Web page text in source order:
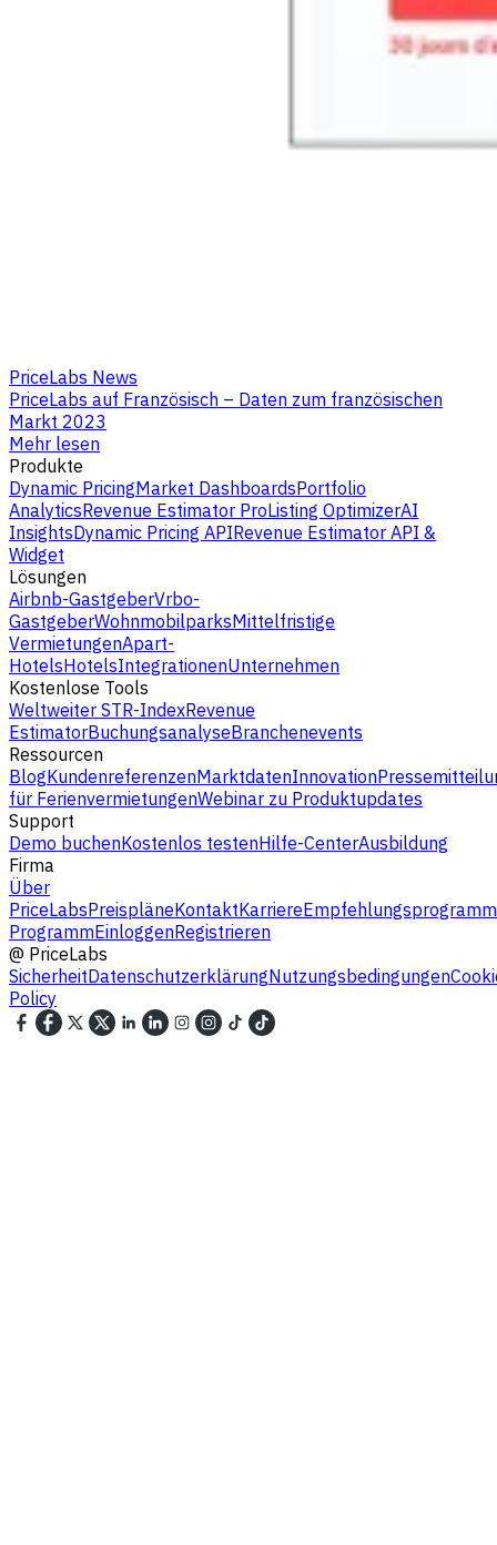
PriceLabs News
PriceLabs auf Französisch – Daten zum französischen
Markt 2023
Mehr lesen
Produkte
Dynamic PricingMarket DashboardsPortfolio
AnalyticsRevenue Estimator ProListing OptimizerAI
InsightsDynamic Pricing APIRevenue Estimator API &
Widget
Lösungen
Airbnb-GastgeberVrbo-
GastgeberWohnmobilparksMittelfristige
VermietungenApart-
HotelsHotelsIntegrationenUnternehmen
Kostenlose Tools
Weltweiter STR-IndexRevenue
EstimatorBuchungsanalyseBranchenevents
Ressourcen
BlogKundenreferenzenMarktdatenInnovation
für FerienvermietungenWebinar zu Produktupdates
Support
Demo buchenKostenlos testenHilfe-CenterAusbildung
Firma
Über
PriceLabsPreispläneKontaktKarriereEmpfehlungsprogramm
ProgrammEinloggenRegistrieren
@ PriceLabs
SicherheitDatenschutzerklärungNutzungsbedingungen
Policy